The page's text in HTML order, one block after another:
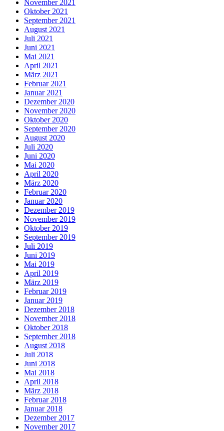
November 2021
Oktober 2021
September 2021
August 2021
Juli 2021
Juni 2021
Mai 2021
April 2021
März 2021
Februar 2021
Januar 2021
Dezember 2020
November 2020
Oktober 2020
September 2020
August 2020
Juli 2020
Juni 2020
Mai 2020
April 2020
März 2020
Februar 2020
Januar 2020
Dezember 2019
November 2019
Oktober 2019
September 2019
Juli 2019
Juni 2019
Mai 2019
April 2019
März 2019
Februar 2019
Januar 2019
Dezember 2018
November 2018
Oktober 2018
September 2018
August 2018
Juli 2018
Juni 2018
Mai 2018
April 2018
März 2018
Februar 2018
Januar 2018
Dezember 2017
November 2017